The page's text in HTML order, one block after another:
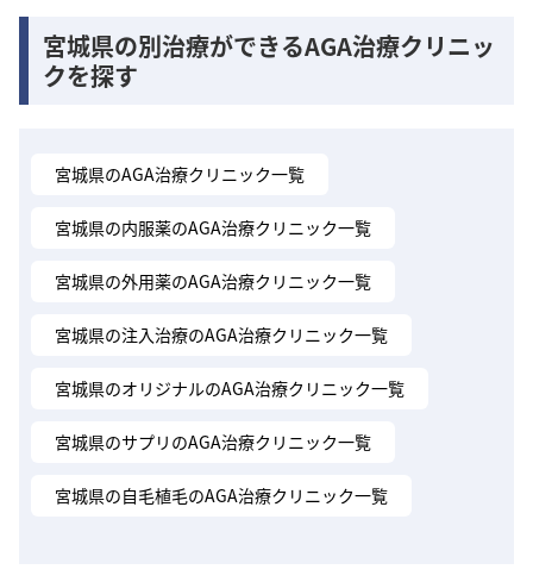
宮城県の別治療ができるAGA治療クリニッ
クを探す
宮城県のAGA治療クリニック一覧
宮城県の内服薬のAGA治療クリニック一覧
宮城県の外用薬のAGA治療クリニック一覧
宮城県の注入治療のAGA治療クリニック一覧
宮城県のオリジナルのAGA治療クリニック一覧
宮城県のサプリのAGA治療クリニック一覧
宮城県の自毛植毛のAGA治療クリニック一覧